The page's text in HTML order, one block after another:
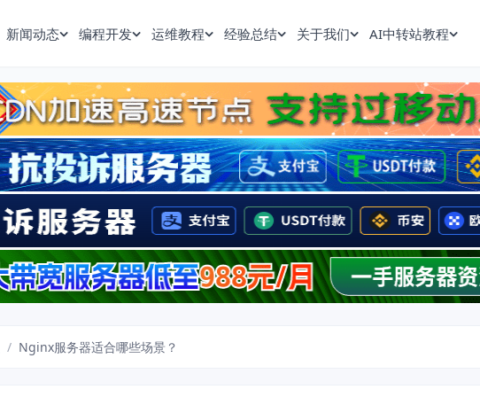
新闻动态 编程开发 运维教程 经验总结 关于我们 AI中转站教程
/ Nginx服务器适合哪些场景？